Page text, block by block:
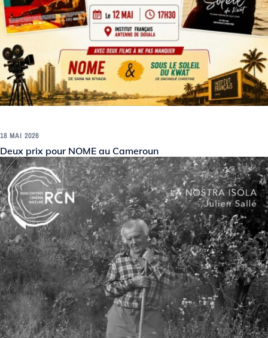
18 MAI 2026
Deux prix pour NOME au Cameroun